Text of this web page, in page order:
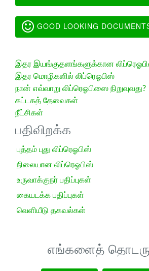
GOOD LOOKING
இதர இயங்குதளங்களுக்கான
இதர மொழிகளில் லிப்ரெஓபிஸ்
நான் எவ்வாறு லிப்ரெஓபிஸை நிறுவுவது?
கட்டகத் தேவைகள்
நீட்சிகள்
பதிவிறக்க
புத்தம் புது லிப்ரெஓபிஸ்
நிலையான லிப்ரெஓபிஸ்
உருவாக்குநர் பதிப்புகள்
கையடக்க பதிப்புகள்
வெளியீடு தகவல்கள்
எங்களைத்